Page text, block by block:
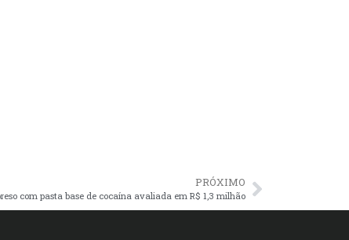
PRÓXIMO
com pasta base de cocaína avaliada em R$ 1,3 milhão